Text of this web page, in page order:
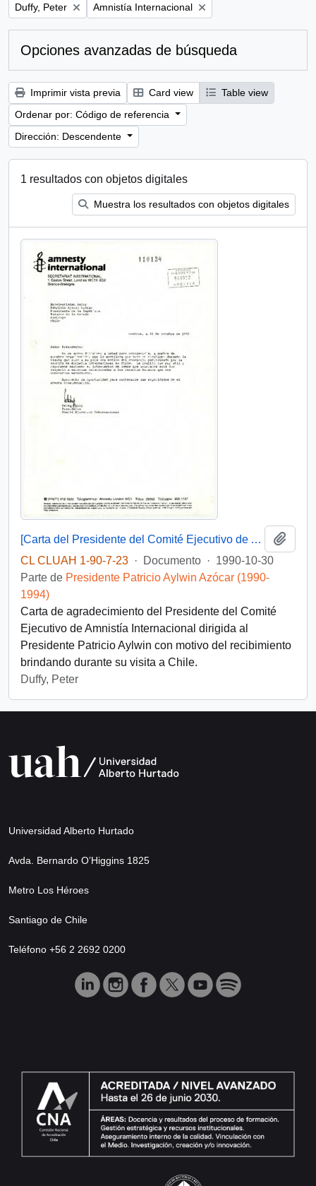
Remove filter:
Duffy, Peter Remove filter:
Amnistía Internacional
Opciones avanzadas de búsqueda
Imprimir vista previa Card view
Table view
Ordenar por: Código de referencia
Dirección: Descendente
1 resultados con objetos digitales
Muestra los resultados con objetos digitales
[Carta del Presidente del Comité Ejecutivo de Amnistía Internacional dirigida al Presidente Patricio Aylwin]
CL CLUAH 1-90-7-23 · Documento · 1990-10-30
Parte de Presidente Patricio Aylwin Azócar (1990-
1994)
Carta de agradecimiento del Presidente del Comité
Ejecutivo de Amnistía Internacional dirigida al
Presidente Patricio Aylwin con motivo del recibimiento
brindando durante su visita a Chile.
Duffy, Peter
Universidad Alberto Hurtado
Avda. Bernardo O’Higgins 1825
Metro Los Héroes
Santiago de Chile
Teléfono +56 2 2692 0200